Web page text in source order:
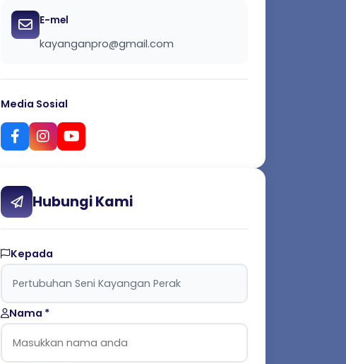
E-mel
kayanganpro@gmail.com
Media Sosial
Hubungi Kami
Kepada
Nama *